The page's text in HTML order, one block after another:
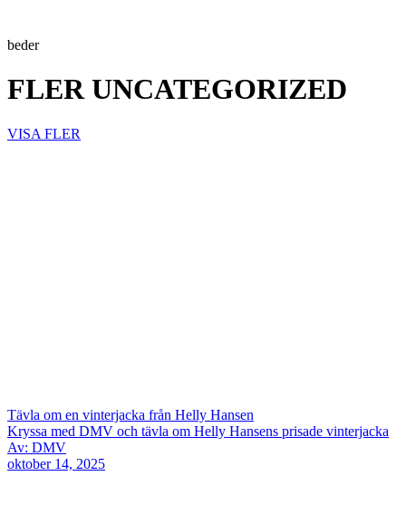
beder
FLER UNCATEGORIZED
VISA FLER
Tävla om en vinterjacka från Helly Hansen
Kryssa med DMV och tävla om Helly Hansens prisade vinterjacka
Av: DMV
oktober 14, 2025